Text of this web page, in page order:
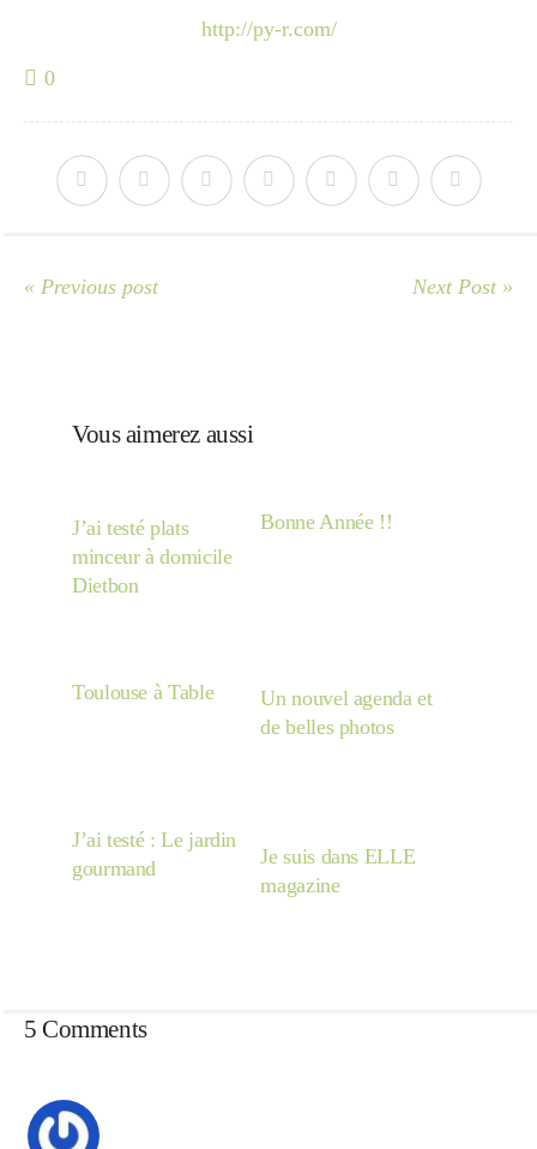
http://py-r.com/
0
« Previous post Next Post »
Vous aimerez aussi
J’ai testé plats
minceur à domicile
Dietbon
Bonne Année !!
Toulouse à Table
Un nouvel agenda et
de belles photos
J’ai testé : Le jardin
gourmand
Je suis dans ELLE
magazine
5 Comments